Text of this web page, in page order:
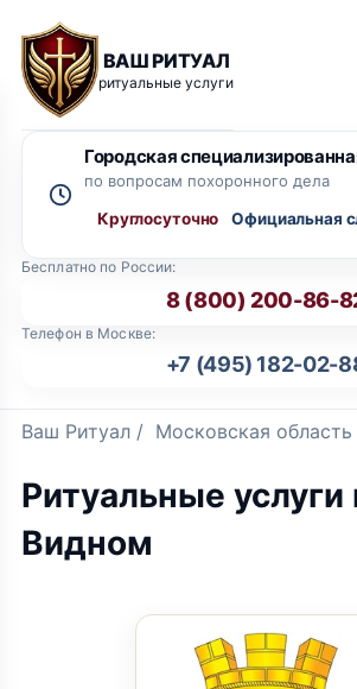
ВАШ РИТУАЛ
ритуальные услуги
Бесплатно по России:
8 (800) 200-86-
Телефон в Москве:
+7 (495) 182-02-
Городская
по вопросам похоронного дела
Круглосуточно
Ваш Ритуал / Московская область
Ритуальные услуги
Видном